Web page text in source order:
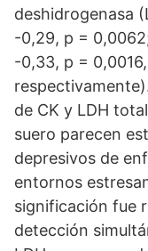
deshidrogenasa
-0,29, p =
-0,33, p = 0,0016,
de CK y LDH
suero parecen
depresivos de
entornos
significación fue
detección